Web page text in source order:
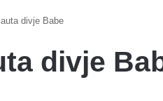
divje Babe
divje